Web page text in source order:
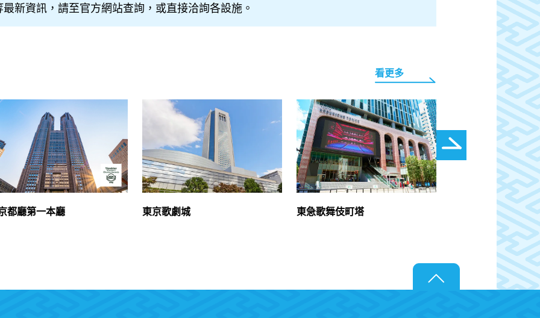
新資訊，請至官方網站查詢，或直接洽詢各設施。
看更多
都廳第一本廳 東京歌劇城 東急歌舞伎町塔 新宿西口回憶橫丁